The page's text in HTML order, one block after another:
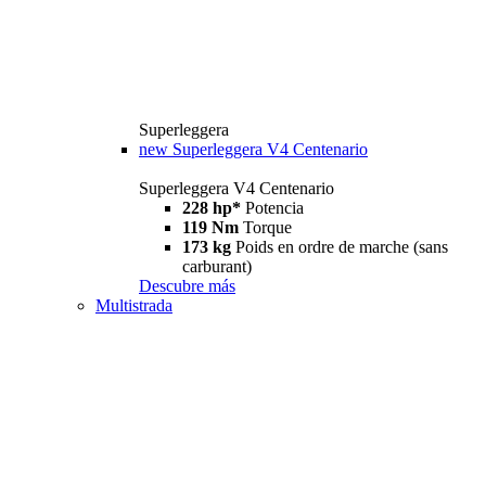
Superleggera
new Superleggera V4 Centenario
Superleggera V4 Centenario
228 hp* Potencia
119 Nm Torque
173 kg Poids en ordre de marche (sans
carburant)
Descubre más
Multistrada